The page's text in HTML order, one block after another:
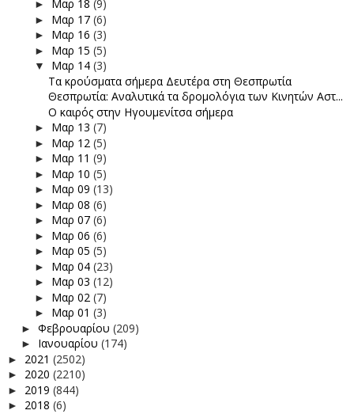
► Μαρ 18 (9)
► Μαρ 17 (6)
► Μαρ 16 (3)
► Μαρ 15 (5)
▼ Μαρ 14 (3)
Τα κρούσματα σήμερα Δευτέρα στη Θεσπρωτία
Θεσπρωτία: Αναλυτικά τα δρομολόγια των Κινητών Αστ...
Ο καιρός στην Ηγουμενίτσα σήμερα
► Μαρ 13 (7)
► Μαρ 12 (5)
► Μαρ 11 (9)
► Μαρ 10 (5)
► Μαρ 09 (13)
► Μαρ 08 (6)
► Μαρ 07 (6)
► Μαρ 06 (6)
► Μαρ 05 (5)
► Μαρ 04 (23)
► Μαρ 03 (12)
► Μαρ 02 (7)
► Μαρ 01 (3)
► Φεβρουαρίου (209)
► Ιανουαρίου (174)
► 2021 (2502)
► 2020 (2210)
► 2019 (844)
► 2018 (6)